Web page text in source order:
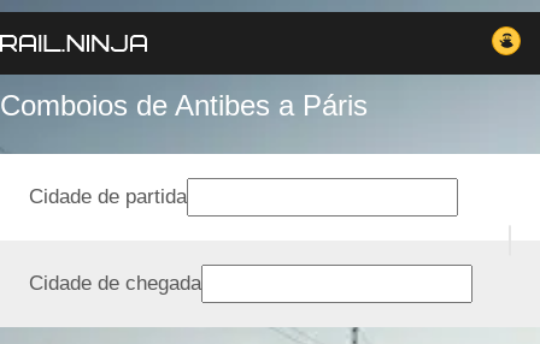
Comboios de Antibes a Páris
Cidade de partida
Cidade de chegada